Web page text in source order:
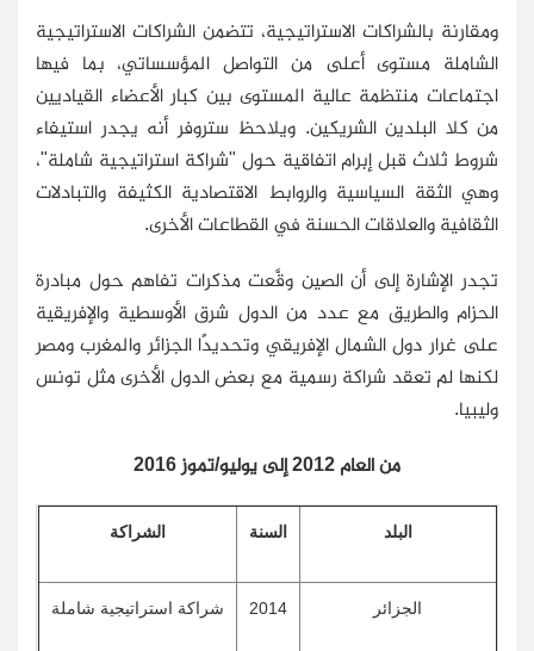
ومقارنة بالشراكات الاستراتيجية، تتضمن الشراكات الاستراتيجية
الشاملة مستوى أعلى من التواصل المؤسساتي، بما فيها
اجتماعات منتظمة عالية المستوى بين كبار الأعضاء القياديين
من كلا البلدين الشريكين. ويلاحظ ستروفر أنه يجدر استيفاء
شروط ثلاث قبل إبرام اتفاقية حول "شراكة استراتيجية شاملة"،
وهي الثقة السياسية والروابط الاقتصادية الكثيفة والتبادلات
الثقافية والعلاقات الحسنة في القطاعات الأخرى.
تجدر الإشارة إلى أن الصين وقَّعت مذكرات تفاهم حول مبادرة
الحزام والطريق مع عدد من الدول شرق الأوسطية والإفريقية
على غرار دول الشمال الإفريقي وتحديدًا الجزائر والمغرب ومصر
لكنها لم تعقد شراكة رسمية مع بعض الدول الأخرى مثل تونس
وليبيا.
من العام 2012 إلى يوليو/تموز 2016
البلد السنة الشراكة
الجزائر 2014 شراكة استراتيجية شاملة